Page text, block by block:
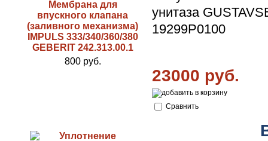
Мембрана для
впускного клапана
(заливного механизма)
IMPULS 333/340/360/380
GEBERIT 242.313.00.1
800 руб.
унитаза
19299P0100
23000 руб.
Сравнить